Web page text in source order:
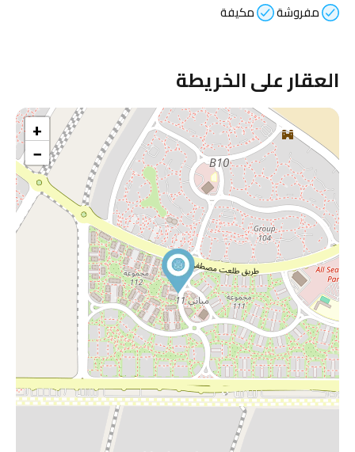
مفروشة مكيفة
العقار على الخريطة
+
−